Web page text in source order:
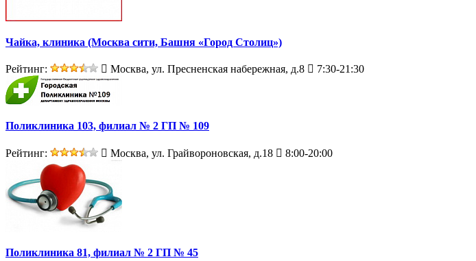
Чайка, клиника (Москва сити, Башня «Город Столиц»)
Рейтинг: Москва, ул. Пресненская набережная, д.8 7:30-21:30
Поликлиника 103, филиал № 2 ГП № 109
Рейтинг: Москва, ул. Грайвороновская, д.18 8:00-20:00
Поликлиника 81, филиал № 2 ГП № 45